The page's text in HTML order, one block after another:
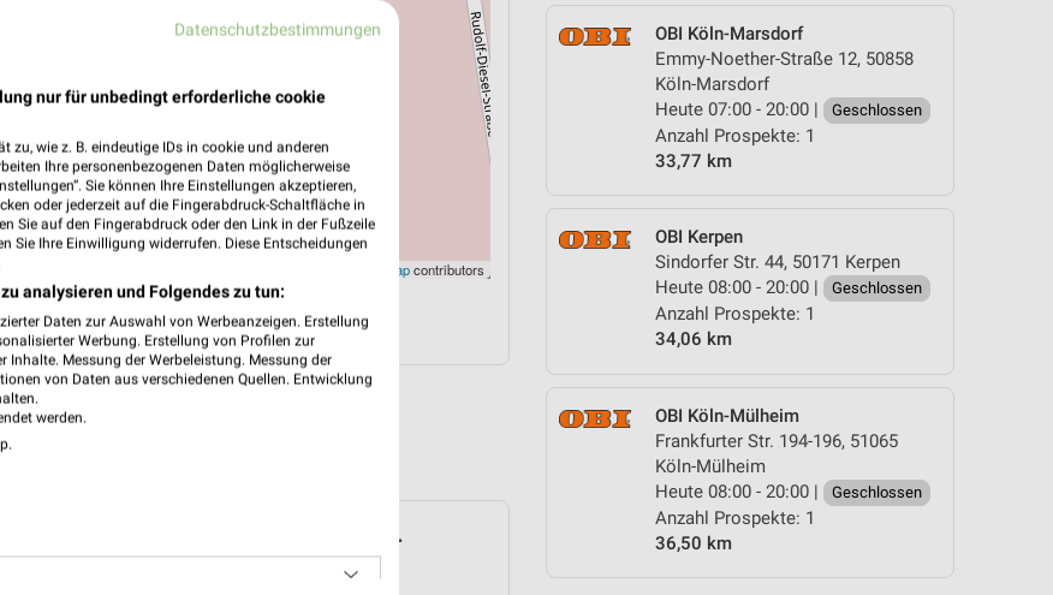
OBI Köln-Marsdorf
Emmy-Noether-Straße 12, 50858
Köln-Marsdorf
Heute 07:00 - 20:00 |
Geschlossen
Anzahl Prospekte: 1
33,77 km
OBI Kerpen
Sindorfer Str. 44, 50171 Kerpen
Heute 08:00 - 20:00 |
Geschlossen
Anzahl Prospekte: 1
34,06 km
OBI Köln-Mülheim
Frankfurter Str. 194-196, 51065
Köln-Mülheim
Heute 08:00 - 20:00 |
Geschlossen
Anzahl Prospekte: 1
36,50 km
OpenStreetMapcontributors
NAVIGATION MIT GOOGLE/IOS MAPS
für Rheinbach ab Sa. den 01.08.
Datenschutzbestimmungen
nur für unbedingt erforderliche cookie
wie z. B. eindeutige IDs in cookie und anderen
Ihre personenbezogenen Daten möglicherweise
Sie können Ihre Einstellungen akzeptieren,
oder jederzeit auf die Fingerabdruck-Schaltfläche in
Sie auf den Fingerabdruck oder den Link in der Fußzeile
Sie Ihre Einwilligung widerrufen. Diese Entscheidungen
analysieren und Folgendes zu tun:
Daten zur Auswahl von Werbeanzeigen. Erstellung
Werbung. Erstellung von Profilen zur
Messung der Werbeleistung. Messung der
von Daten aus verschiedenen Quellen. Entwicklung
werden.